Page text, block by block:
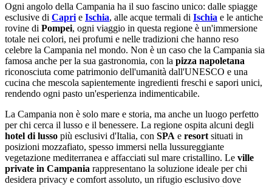
Ogni angolo della Campania ha il suo fascino unico: dalle spiagge
esclusive di Capri e Ischia, alle acque termali di Ischia e le antiche
rovine di Pompei, ogni viaggio in questa regione è un'immersione
totale nei colori, nei profumi e nelle tradizioni che hanno reso
celebre la Campania nel mondo. Non è un caso che la Campania sia
famosa anche per la sua gastronomia, con la pizza napoletana
riconosciuta come patrimonio dell'umanità dall'UNESCO e una
cucina che mescola sapientemente ingredienti freschi e sapori unici,
rendendo ogni pasto un'esperienza indimenticabile.
La Campania non è solo mare e storia, ma anche un luogo perfetto
per chi cerca il lusso e il benessere. La regione ospita alcuni degli
hotel di lusso più esclusivi d'Italia, con SPA e resort situati in
posizioni mozzafiato, spesso immersi nella lussureggiante
vegetazione mediterranea e affacciati sul mare cristallino. Le ville
private in Campania rappresentano la soluzione ideale per chi
desidera privacy e comfort assoluto, un rifugio esclusivo dove